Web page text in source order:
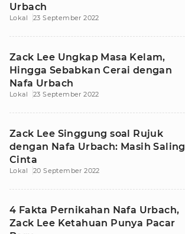
Urbach
Lokal 23 September 2022
Zack Lee Ungkap Masa Kelam,
Hingga Sebabkan Cerai dengan
Nafa Urbach
Lokal 23 September 2022
Zack Lee Singgung soal Rujuk
dengan Nafa Urbach: Masih Saling
Cinta
Lokal 20 September 2022
4 Fakta Pernikahan Nafa Urbach,
Zack Lee Ketahuan Punya Pacar